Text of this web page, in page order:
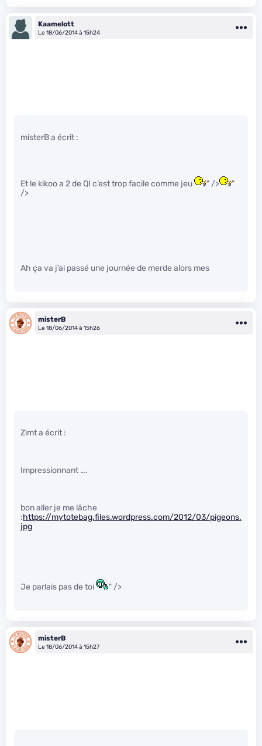
Kaamelott
Le 18/06/2014 à 15h24
misterB a écrit :
Et le kikoo a 2 de QI c’est trop facile comme jeu " />
"
/>
Ah ça va j’ai passé une journée de merde alors mes
misterB
Le 18/06/2014 à 15h26
Zimt a écrit :
Impressionnant ….
bon aller je me lâche
:https://mytotebag.files.wordpress.com/2012/03/pigeons.
jpg
Je parlais pas de toi " />
misterB
Le 18/06/2014 à 15h27